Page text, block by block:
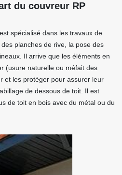
du couvreur RP
spécialisé dans les travaux de
planches de rive, la pose des
Il arrive que les éléments en
(usure naturelle ou méfait des
et les protéger pour assurer leur
de dessous de toit. Il est
de toit en bois avec du métal ou du